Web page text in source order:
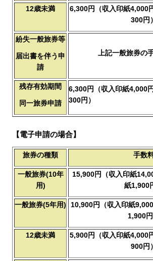
12歳未満
6,300円（収入印紙4,000
300円）
紛失一般旅券等
届出書を伴う申
請
上記一般旅券の
残存有効期間
同一旅券申請
6,300円（収入印紙4,000
300円）
【電子申請の場合】
旅券の種類 手数
一般旅券(10年
用)
15,900円（収入印紙
紙1,900
一般旅券(5年用)
10,900円（収入印紙
1,900円
12歳未満
5,900円（収入印紙4,000
900円）